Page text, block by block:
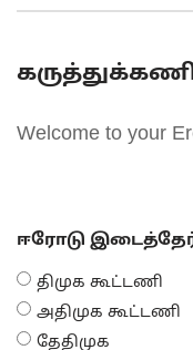
Welcome to your
ஈரோடு
திமுக கூட்டணி
அதிமுக கூட்டணி
தேதிமுக